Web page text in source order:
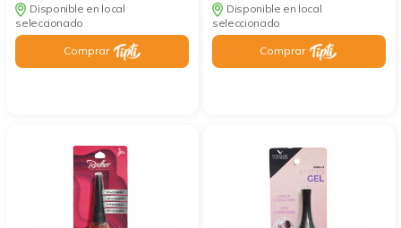
Disponible en local
seleccionado
Comprar
Disponible en local
seleccionado
Comprar